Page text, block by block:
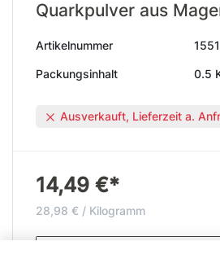
Quarkpulver aus
Artikelnummer
Packungsinhalt 0.5
Ausverkauft, Lieferzeit a.
14,49 €*
28,98 € / Kilogramm